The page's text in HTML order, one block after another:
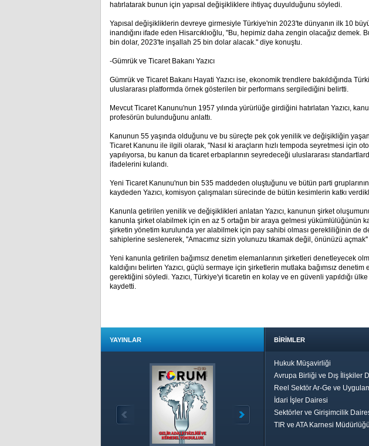
hatırlatarak bunun için yapısal değişikliklere ihtiyaç duyulduğunu söyledi.
Yapısal değişikliklerin devreye girmesiyle Türkiye'nin 2023'te dünyanın ilk 10
inandığını ifade eden Hisarcıklıoğlu, "Bu, hepimiz daha zengin olacağız demek.
bin dolar, 2023'te inşallah 25 bin dolar alacak.'' diye konuştu.
-Gümrük ve Ticaret Bakanı Yazıcı
Gümrük ve Ticaret Bakanı Hayati Yazıcı ise, ekonomik trendlere bakıldığında
uluslararası platformda örnek gösterilen bir performans sergilediğini belirtti.
Mevcut Ticaret Kanunu'nun 1957 yılında yürürlüğe girdiğini hatırlatan Yazıcı,
profesörün bulunduğunu anlattı.
Kanunun 55 yaşında olduğunu ve bu süreçte pek çok yenilik ve değişikliğin
Ticaret Kanunu ile ilgili olarak, ''Nasıl ki araçların hızlı tempoda seyretmesi için
yapılıyorsa, bu kanun da ticaret erbaplarının seyredeceği uluslararası
ifadelerini kulandı.
Yeni Ticaret Kanunu'nun bin 535 maddeden oluştuğunu ve bütün parti
kaydeden Yazıcı, komisyon çalışmaları sürecinde de bütün kesimlerin katkı
Kanunla getirilen yenilik ve değişiklikleri anlatan Yazıcı, kanunun şirket
kanunla şirket olabilmek için en az 5 ortağın bir araya gelmesi yükümlülüğünün
şirketin yönetim kurulunda yer alabilmek için pay sahibi olması gerekliliğinin de
sahiplerine seslenerek, ''Amacımız sizin yolunuzu tıkamak değil, önünüzü
Yeni kanunla getirilen bağımsız denetim elemanlarının şirketleri denetleyecek
kaldığını belirten Yazıcı, güçlü sermaye için şirketlerin mutlaka bağımsız
gerektiğini söyledi. Yazıcı, Türkiye'yi ticaretin en kolay ve en güvenli yapıldığı
kaydetti.
YAYINLAR BİRİMLER
Hukuk Müşavirliği
Avrupa Birliği ve Dış İlişkiler
Reel Sektör Ar-Ge ve
İdari İşler Dairesi
Sektörler ve Girişimcilik
TIR ve ATA Karnesi Müdürlüğü